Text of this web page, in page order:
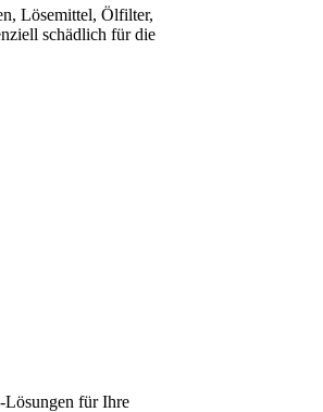
Lösemittel, Ölfilter,
schädlich für die
Lösungen für Ihre